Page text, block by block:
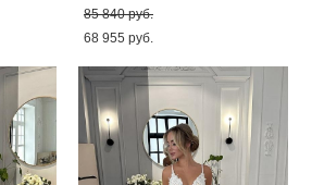
85 840 pуб.
68 955 pуб.